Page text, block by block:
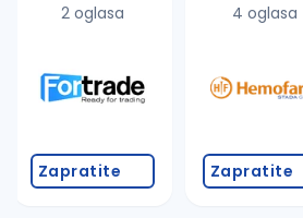
2 oglasa
Zapratite
4 oglasa
Zapratite